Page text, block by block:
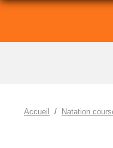
Accueil Natation